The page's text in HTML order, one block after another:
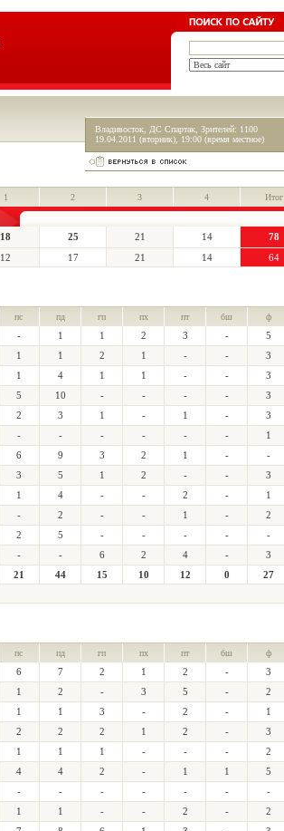
Владивосток, ДС Спартак, Зрителей: 1100
19.04.2011 (вторник), 19:00 (время местное)
1 2 3 4
Итог
18 25 21 14
78
12 17 21 14 64
пс пд гп пх пт бш ф
- 1 1 2 3 - 5
1 1 2 1 - - 3
1 4 1 1 - - 3
5 10 - - - - 3
2 3 1 - 1 - 3
- - - - - - 1
6 9 3 2 1 - -
3 5 1 2 - - 3
1 4 - - 2 - 1
- 2 - - 1 - 2
2 5 - - - - -
- - 6 2 4 - 3
21 44 15 10 12 0 27
пс пд гп пх пт бш ф
6 7 2 1 2 - 3
1 2 - 3 5 - 2
1 1 3 - 2 - 1
2 2 2 1 2 - 3
1 1 1 - - - 2
4 4 2 - 1 1 5
- - - - - - -
1 1 - - 2 - 2